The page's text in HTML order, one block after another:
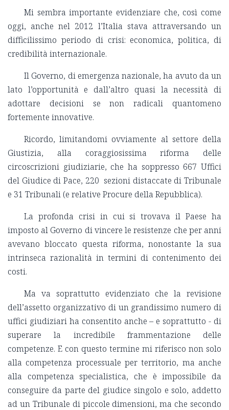
Mi sembra importante evidenziare che, così come
oggi, anche nel 2012 l’Italia stava attraversando un
difficilissimo periodo di crisi: economica, politica, di
credibilità internazionale.
Il Governo, di emergenza nazionale, ha avuto da un
lato l’opportunità e dall’altro quasi la necessità di
adottare decisioni se non radicali quantomeno
fortemente innovative.
Ricordo, limitandomi ovviamente al settore della
Giustizia, alla coraggiosissima riforma delle
circoscrizioni giudiziarie, che ha soppresso 667 Uffici
del Giudice di Pace, 220 sezioni distaccate di Tribunale
e 31 Tribunali (e relative Procure della Repubblica).
La profonda crisi in cui si trovava il Paese ha
imposto al Governo di vincere le resistenze che per anni
avevano bloccato questa riforma, nonostante la sua
intrinseca razionalità in termini di contenimento dei
costi.
Ma va soprattutto evidenziato che la revisione
dell’assetto organizzativo di un grandissimo numero di
uffici giudiziari ha consentito anche – e soprattutto - di
superare la incredibile frammentazione delle
competenze. E con questo termine mi riferisco non solo
alla competenza processuale per territorio, ma anche
alla competenza specialistica, che è impossibile da
conseguire da parte del giudice singolo e solo, addetto
ad un Tribunale di piccole dimensioni, ma che secondo